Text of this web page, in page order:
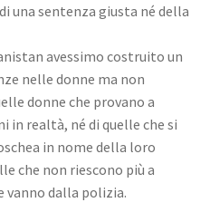
una sentenza giusta né della
avessimo costruito un
nelle donne ma non
donne che provano a
in realtà, né di quelle che si
in nome della loro
che non riescono più a
vanno dalla polizia.